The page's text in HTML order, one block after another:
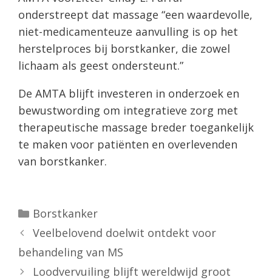
onderstreept dat massage “een waardevolle,
niet-medicamenteuze aanvulling is op het
herstelproces bij borstkanker, die zowel
lichaam als geest ondersteunt.”
De AMTA blijft investeren in onderzoek en
bewustwording om integratieve zorg met
therapeutische massage breder toegankelijk
te maken voor patiënten en overlevenden
van borstkanker.
Categorieën
Borstkanker
Veelbelovend doelwit ontdekt voor
behandeling van MS
Loodvervuiling blijft wereldwijd groot